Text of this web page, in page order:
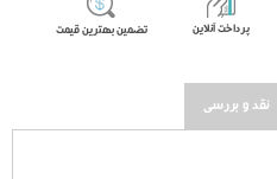
پرداخت آنلاین تضمین بهترین قیمت
نقد و بررسی